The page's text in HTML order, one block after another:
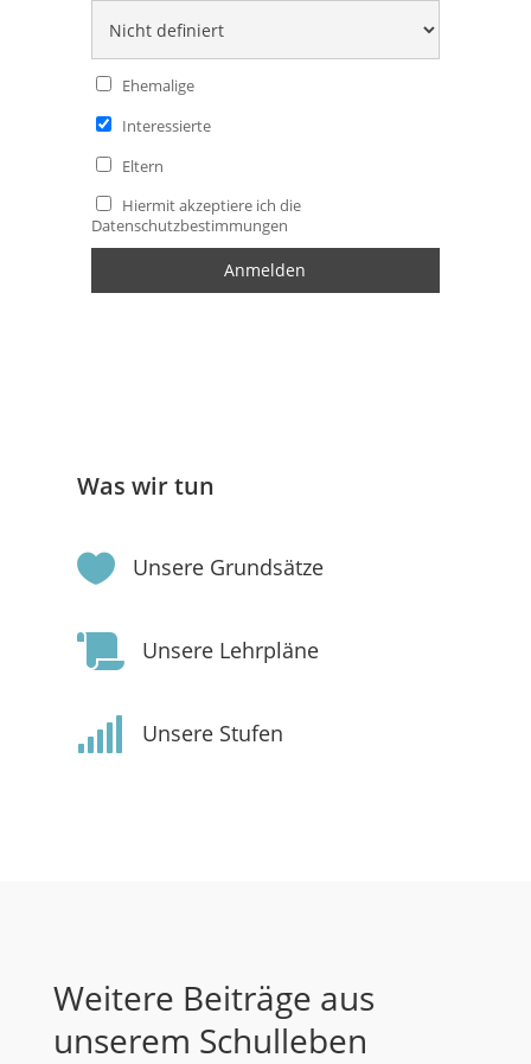
Ehemalige
Interessierte
Eltern
Hiermit akzeptiere ich die
Datenschutzbestimmungen
Was wir tun
 Unsere Grundsätze
 Unsere Lehrpläne
 Unsere Stufen
Weitere Beiträge aus
unserem Schulleben